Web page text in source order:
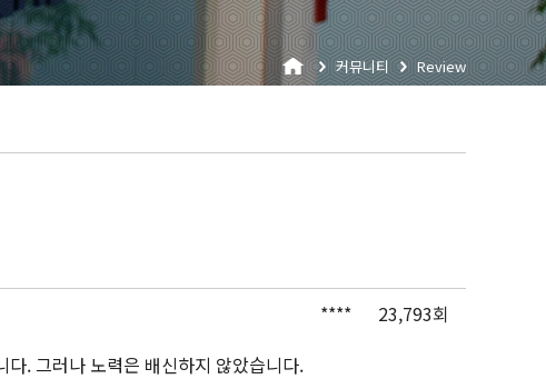
커뮤니티 Review
****
23,793회
. 그러나 노력은 배신하지 않았습니다.